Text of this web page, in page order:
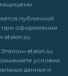
публичной
при оформлении
.
etalon.su
условия
данных и